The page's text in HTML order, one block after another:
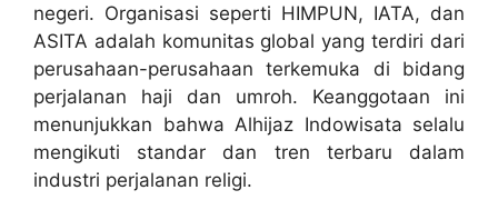
negeri. Organisasi seperti HIMPUN, IATA, dan
ASITA adalah komunitas global yang terdiri dari
perusahaan-perusahaan terkemuka di bidang
perjalanan haji dan umroh. Keanggotaan ini
menunjukkan bahwa Alhijaz Indowisata selalu
mengikuti standar dan tren terbaru dalam
industri perjalanan religi.